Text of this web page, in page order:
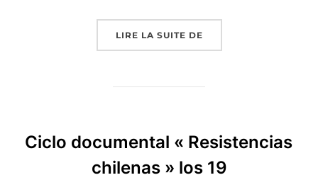
LIRE LA SUITE DE« LES FESTIVALS
Ciclo documental « Resistencias
chilenas » los 19